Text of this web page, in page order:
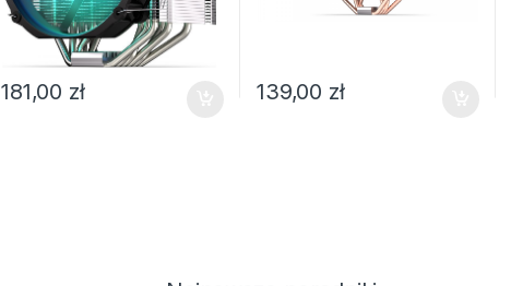
181,00 zł 139,00 zł